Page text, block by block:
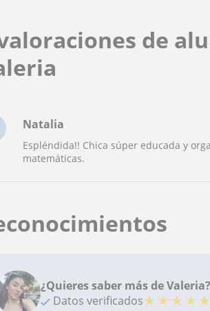
de
Natalia
Espléndida!! Chica súper educada y
matemáticas.
¿Quieres saber más de Valeria?
Datos verificados★ ★ ★ ★ ★